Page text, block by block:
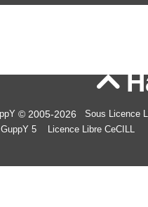

© 2005-2026
Sous Licence
5
Licence Libre CeCILL